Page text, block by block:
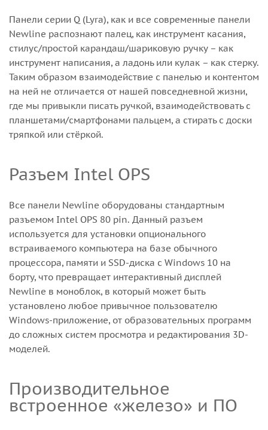
Панели серии Q (Lyra), как и все современные панели
Newline распознают палец, как инструмент касания,
стилус/простой карандаш/шариковую ручку – как
инструмент написания, а ладонь или кулак – как стерку.
Таким образом взаимодействие с панелью и контентом
на ней не отличается от нашей повседневной жизни,
где мы привыкли писать ручкой, взаимодействовать с
планшетами/смартфонами пальцем, а стирать с доски
тряпкой или стёркой.
Разъем Intel OPS
Все панели Newline оборудованы стандартным
разъемом Intel OPS 80 pin. Данный разъем
используется для установки опционального
встраиваемого компьютера на базе обычного
процессора, памяти и SSD-диска с Windows 10 на
борту, что превращает интерактивный дисплей
Newline в моноблок, в который может быть
установлено любое привычное пользователю
Windows-приложение, от образовательных программ
до сложных систем просмотра и редактирования 3D-
моделей.
Производительное
встроенное «железо» и ПО